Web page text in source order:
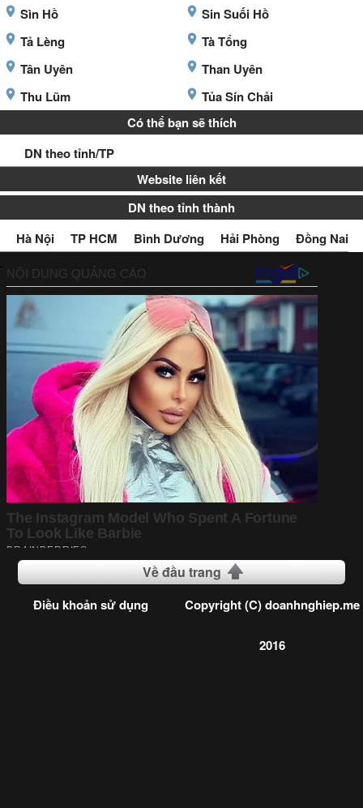
Sìn Hồ
Sin Suối Hồ
Tả Lèng
Tà Tổng
Tân Uyên
Than Uyên
Thu Lũm
Tủa Sín Chải
Có thể bạn sẽ thích
DN theo tỉnh/TP
Website liên kết
DN theo tỉnh thành
Hà Nội
TP HCM Bình Dương Hải Phòng Đồng Nai
Về đầu trang
Điều khoản sử dụng Copyright (C) doanhnghiep.me
2016